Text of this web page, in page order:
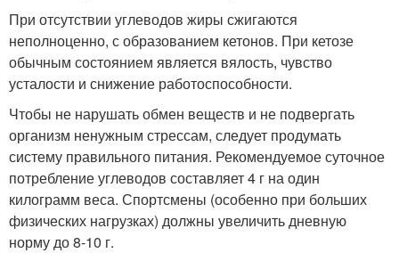
При отсутствии углеводов жиры сжигаются
неполноценно, с образованием кетонов. При кетозе
обычным состоянием является вялость, чувство
усталости и снижение работоспособности.
Чтобы не нарушать обмен веществ и не подвергать
организм ненужным стрессам, следует продумать
систему правильного питания. Рекомендуемое суточное
потребление углеводов составляет 4 г на один
килограмм веса. Спортсмены (особенно при больших
физических нагрузках) должны увеличить дневную
норму до 8-10 г.